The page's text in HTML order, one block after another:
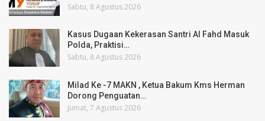
Sabtu, 8 Agustus 2026
Kasus Dugaan Kekerasan Santri Al Fahd Masuk
Polda, Praktisi…
Sabtu, 8 Agustus 2026
Milad Ke -7 MAKN , Ketua Bakum Kms Herman
Dorong Penguatan…
Jumat, 7 Agustus 2026